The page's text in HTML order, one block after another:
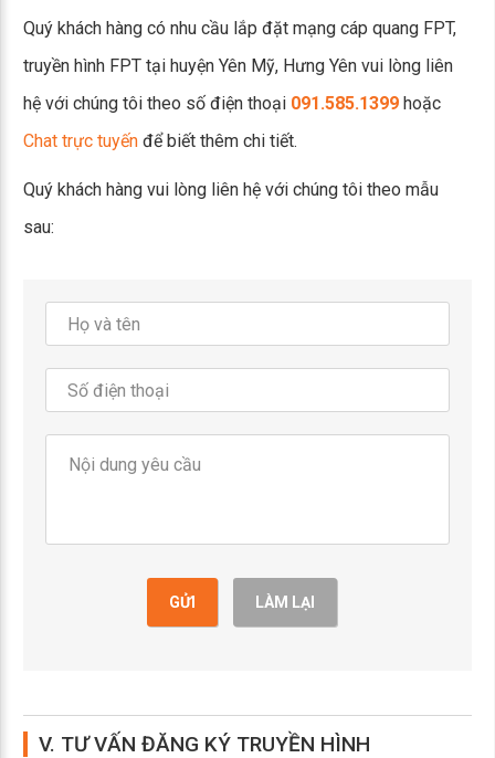
Quý khách hàng có nhu cầu lắp đặt mạng cáp quang FPT,
truyền hình FPT tại huyện Yên Mỹ, Hưng Yên vui lòng liên
hệ với chúng tôi theo số điện thoại 091.585.1399 hoặc
Chat trực tuyến để biết thêm chi tiết.
Quý khách hàng vui lòng liên hệ với chúng tôi theo mẫu
sau:
GỬI LÀM LẠI
V. TƯ VẤN ĐĂNG KÝ TRUYỀN HÌNH